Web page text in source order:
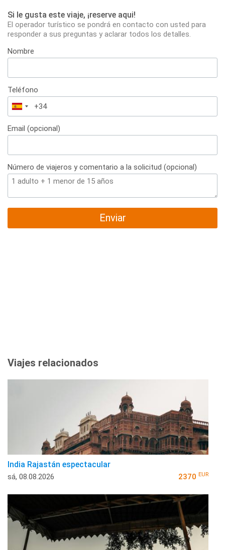
Si le gusta este viaje, ¡reserve aqui!
El operador turístico se pondrá en contacto con usted para
responder a sus preguntas y aclarar todos los detalles.
Nombre
Teléfono
España
+34
Email (opcional)
Número de viajeros y comentario a la solicitud (opcional)
Enviar
Viajes relacionados
India Rajastán espectacular
sá, 08.08.2026 2370 EUR